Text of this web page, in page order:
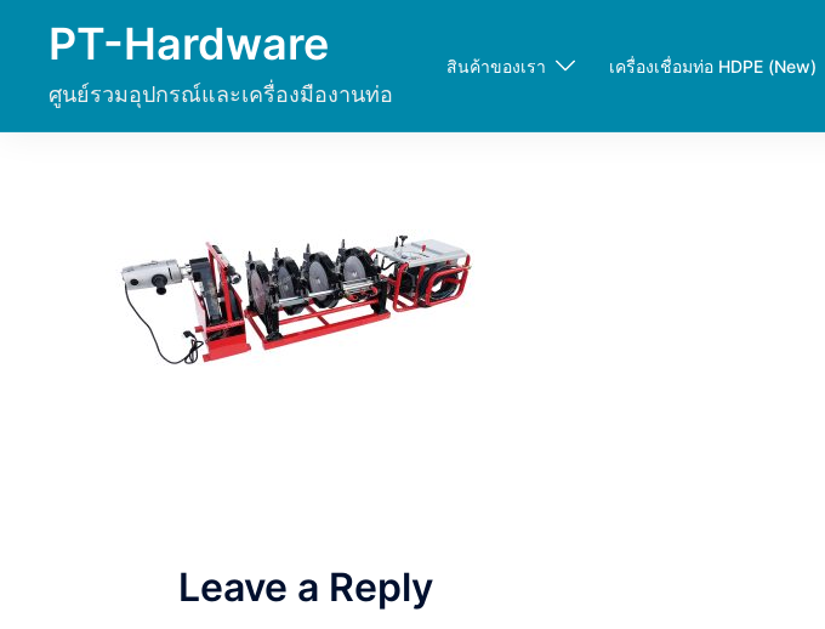
PT-Hardware
ศูนย์รวมอุปกรณ์และเครื่องมืองานท่อ
สินค้าของเรา เครื่องเชื่อมท่อ HDPE (New)
Leave a Reply